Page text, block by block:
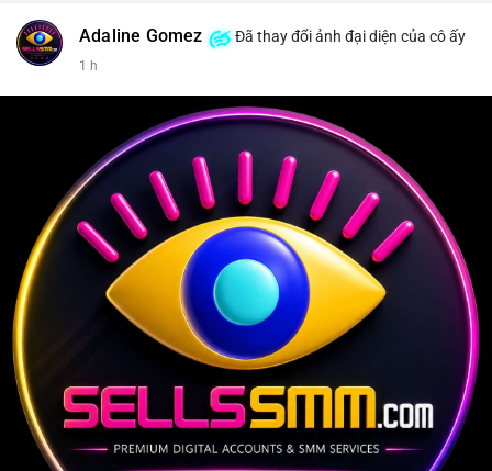
Adaline Gomez Đã thay đổi ảnh đại diện của cô ấy
1 h